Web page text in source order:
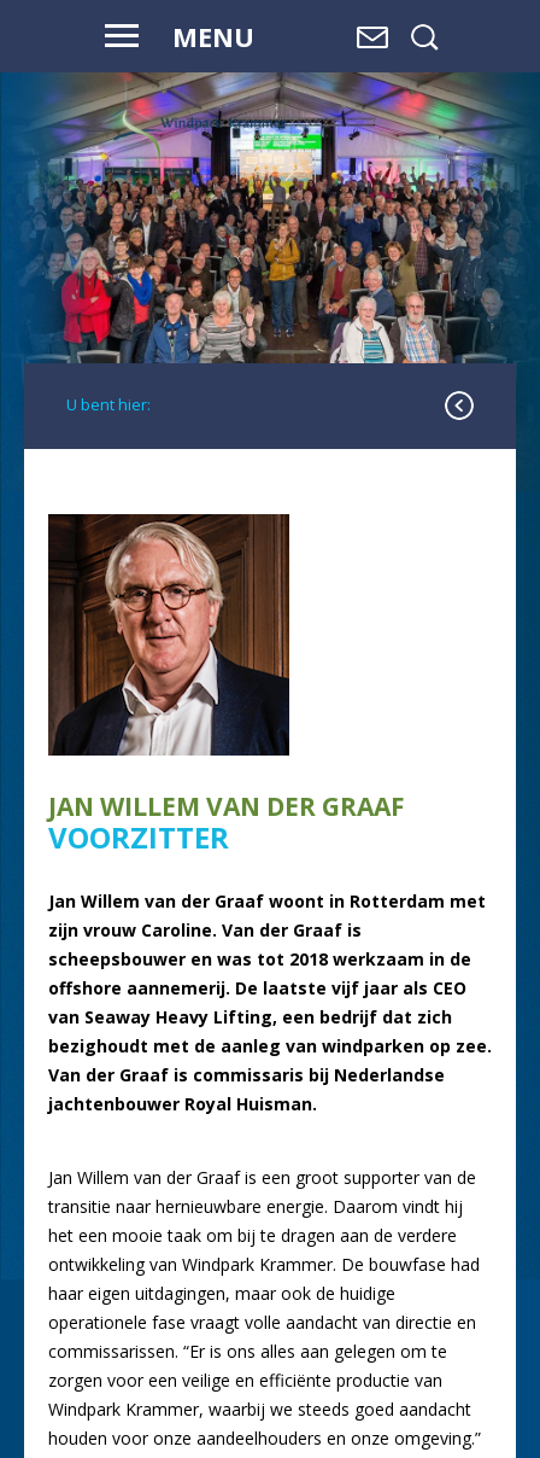
MENU
WAAR WATER
OVERGAAT IN
LAND,
EN LAND
OVERGAAT
IN WATER, IS
RUIMTE.
U bent hier:
JAN WILLEM VAN DER GRAAF
VOORZITTER
Jan Willem van der Graaf woont in Rotterdam met
zijn vrouw Caroline. Van der Graaf is
scheepsbouwer en was tot 2018 werkzaam in de
offshore aannemerij. De laatste vijf jaar als CEO
van Seaway Heavy Lifting, een bedrijf dat zich
bezighoudt met de aanleg van windparken op zee.
Van der Graaf is commissaris bij Nederlandse
jachtenbouwer Royal Huisman.
Jan Willem van der Graaf is een groot supporter van de
transitie naar hernieuwbare energie. Daarom vindt hij
het een mooie taak om bij te dragen aan de verdere
ontwikkeling van Windpark Krammer. De bouwfase had
haar eigen uitdagingen, maar ook de huidige
operationele fase vraagt volle aandacht van directie en
commissarissen. “Er is ons alles aan gelegen om te
zorgen voor een veilige en efficiënte productie van
Windpark Krammer, waarbij we steeds goed aandacht
houden voor onze aandeelhouders en onze omgeving.”